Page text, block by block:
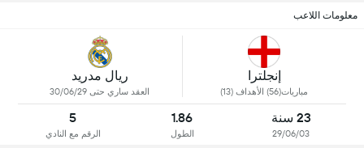
معلومات اللاعب
إنجلترا
مباريات(56) الأهداف (13)
ريال مدريد
العقد ساري حتى 30/06/29
23 سنة
29/06/03
1.86
الطول
5
الرقم مع النادي